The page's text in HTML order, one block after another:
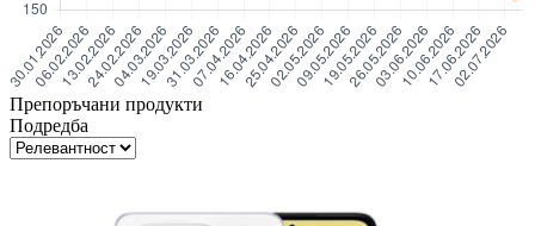
Препоръчани продукти
Подредба